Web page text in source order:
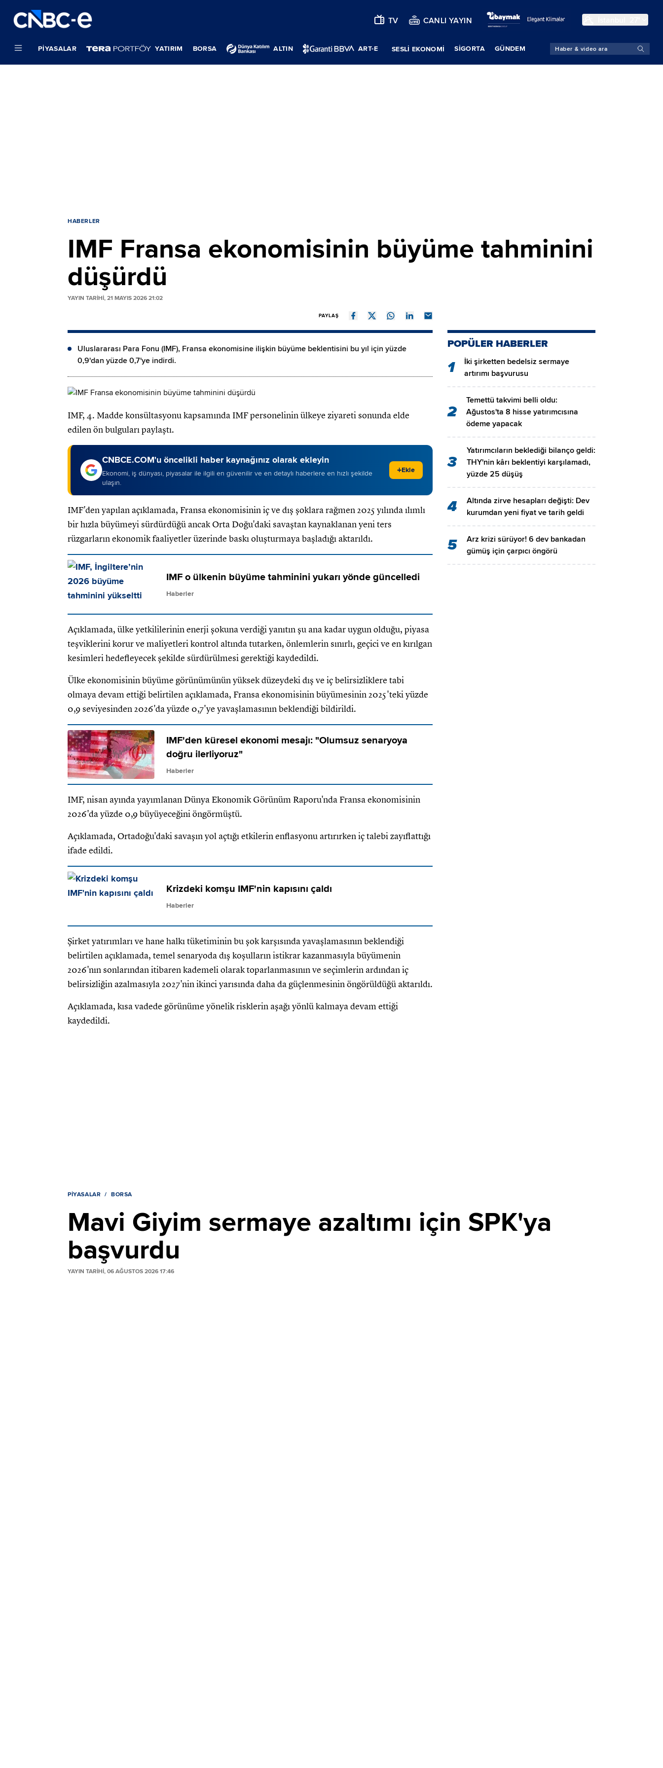
TV CANLI YAYIN
PIYASALAR YATIRIM BORSA ALTIN ART-E SESLİ EKONOMİ SIGORTA GÜNDEM
HABERLER
IMF Fransa ekonomisinin büyüme tahminini
düşürdü
YAYIN TARİHİ, 21 MAYIS 2026 21:02
PAYLAŞ
Uluslararası Para Fonu (IMF), Fransa ekonomisine ilişkin büyüme beklentisini bu yıl için yüzde
0,9'dan yüzde 0,7'ye indirdi.
IMF, 4. Madde konsültasyonu kapsamında IMF personelinin ülkeye ziyareti sonunda elde
edilen ön bulguları paylaştı.
CNBCE.COM'u öncelikli haber kaynağınız olarak ekleyin
Ekonomi, iş dünyası, piyasalar ile ilgili en güvenilir ve en detaylı haberlere en hızlı şekilde
ulaşın.
+Ekle
IMF'den yapılan açıklamada, Fransa ekonomisinin iç ve dış şoklara rağmen 2025 yılında ılımlı
bir hızla büyümeyi sürdürdüğü ancak Orta Doğu'daki savaştan kaynaklanan yeni ters
rüzgarların ekonomik faaliyetler üzerinde baskı oluşturmaya başladığı aktarıldı.
IMF o ülkenin büyüme tahminini yukarı yönde güncelledi
Haberler
Açıklamada, ülke yetkililerinin enerji şokuna verdiği yanıtın şu ana kadar uygun olduğu, piyasa
teşviklerini korur ve maliyetleri kontrol altında tutarken, önlemlerin sınırlı, geçici ve en kırılgan
kesimleri hedefleyecek şekilde sürdürülmesi gerektiği kaydedildi.
Ülke ekonomisinin büyüme görünümünün yüksek düzeydeki dış ve iç belirsizliklere tabi
olmaya devam ettiği belirtilen açıklamada, Fransa ekonomisinin büyümesinin 2025'teki yüzde
0,9 seviyesinden 2026'da yüzde 0,7'ye yavaşlamasının beklendiği bildirildi.
IMF'den küresel ekonomi mesajı: "Olumsuz senaryoya
doğru ilerliyoruz"
Haberler
IMF, nisan ayında yayımlanan Dünya Ekonomik Görünüm Raporu'nda Fransa ekonomisinin
2026'da yüzde 0,9 büyüyeceğini öngörmüştü.
Açıklamada, Ortadoğu'daki savaşın yol açtığı etkilerin enflasyonu artırırken iç talebi zayıflattığı
ifade edildi.
Krizdeki komşu IMF'nin kapısını çaldı
Haberler
Şirket yatırımları ve hane halkı tüketiminin bu şok karşısında yavaşlamasının beklendiği
belirtilen açıklamada, temel senaryoda dış koşulların istikrar kazanmasıyla büyümenin
2026'nın sonlarından itibaren kademeli olarak toparlanmasının ve seçimlerin ardından iç
belirsizliğin azalmasıyla 2027'nin ikinci yarısında daha da güçlenmesinin öngörüldüğü aktarıldı.
Açıklamada, kısa vadede görünüme yönelik risklerin aşağı yönlü kalmaya devam ettiği
kaydedildi.
POPÜLER HABERLER
1
İki şirketten bedelsiz sermaye
artırımı başvurusu
2
Temettü takvimi belli oldu:
Ağustos'ta 8 hisse yatırımcısına
ödeme yapacak
3
Yatırımcıların beklediği bilanço geldi:
THY'nin kârı beklentiyi karşılamadı,
yüzde 25 düşüş
4
Altında zirve hesapları değişti: Dev
kurumdan yeni fiyat ve tarih geldi
5
Arz krizi sürüyor! 6 dev bankadan
gümüş için çarpıcı öngörü
PIYASALAR BORSA
Mavi Giyim sermaye azaltımı için SPK'ya
başvurdu
YAYIN TARİHİ, 06 AĞUSTOS 2026 17:46